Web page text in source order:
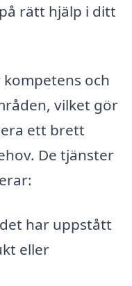
rätt hjälp i ditt
och
vilket gör
ett brett
De tjänster
har uppstått
eller